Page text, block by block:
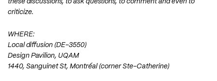
these discussions, to ask questions, to comment and even to
criticize.
WHERE:
Local diffusion (DE-3550)
Design Pavilion, UQAM
1440, Sanguinet St, Montréal (corner Ste-Catherine)